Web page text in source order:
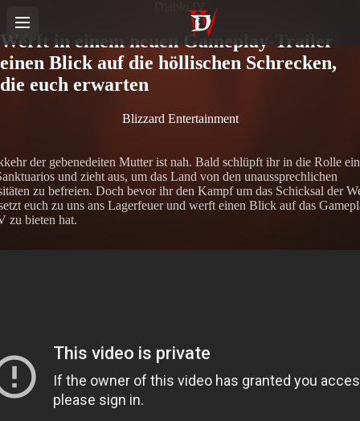
Diablo IV
Werft in einem neuen Gameplay-Trailer
einen Blick auf die höllischen Schrecken,
die euch erwarten
Blizzard Entertainment
der gebenedeiten Mutter ist nah. Bald schlüpft ihr in die Rolle
und zieht aus, um das Land von den unaussprechlichen
zu befreien. Doch bevor ihr den Kampf um das Schicksal der
euch zu uns ans Lagerfeuer und werft einen Blick auf das
zu bieten hat.